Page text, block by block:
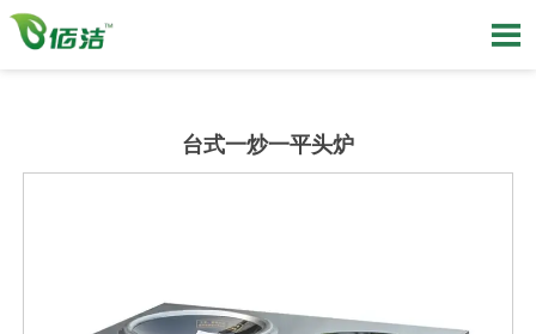

台式一炒一平头炉